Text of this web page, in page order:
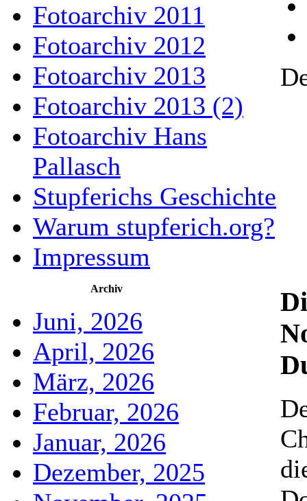
Fotoarchiv 2011
Fotoarchiv 2012
Fotoarchiv 2013
Fotoarchiv 2013 (2)
Fotoarchiv Hans
Pallasch
Stupferichs Geschichte
Warum stupferich.org?
Impressum
Archiv
Juni, 2026
April, 2026
März, 2026
Februar, 2026
Januar, 2026
Dezember, 2025